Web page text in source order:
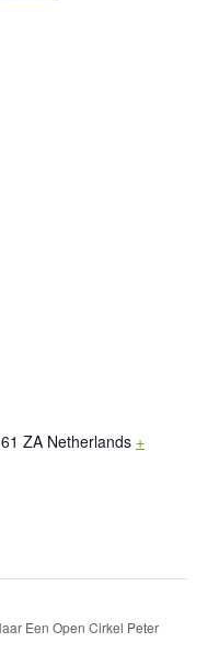
ZA Netherlands +
Een Open Cirkel Peter